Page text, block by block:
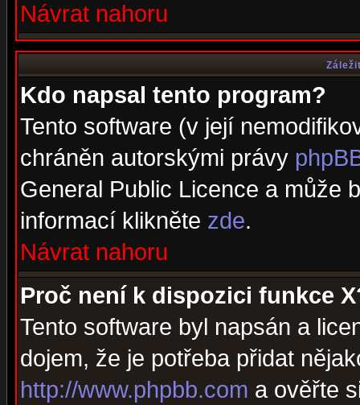
Návrat nahoru
Kdo napsal tento program?
Tento software (v její
chráněn autorskými právy
General Public Licence a může
informací klikněte zde.
Návrat nahoru
Proč není k dispozici funkce
Tento software byl napsán a
dojem, že je potřeba přidat
http://www.phpbb.com a ověřte